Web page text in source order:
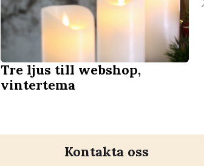
Tre ljus till webshop,
vintertema
Kontakta oss